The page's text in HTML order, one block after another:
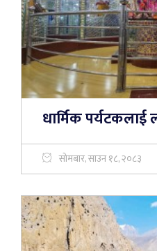
धार्मिक
सोमबार, साउन १८, २०८३